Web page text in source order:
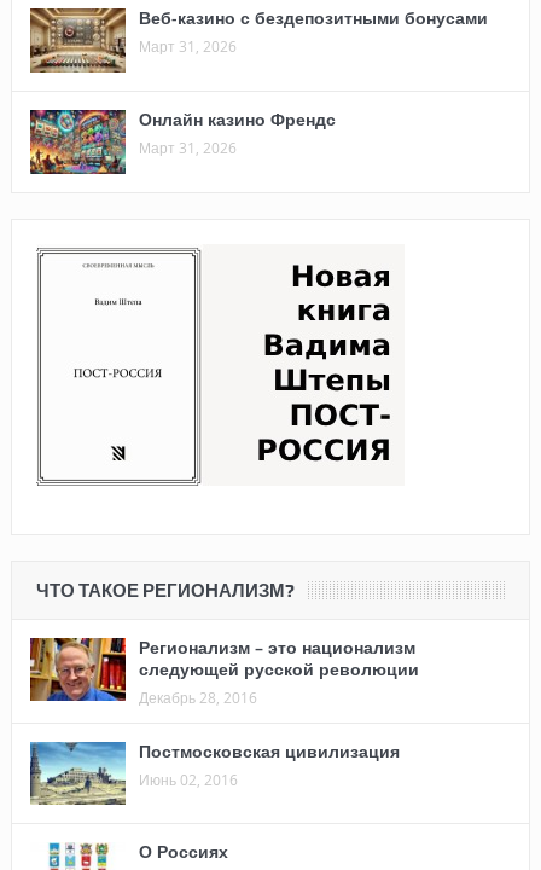
Веб-казино с бездепозитными бонусами
Март 31, 2026
Онлайн казино Френдс
Март 31, 2026
ЧТО ТАКОЕ РЕГИОНАЛИЗМ?
Регионализм – это национализм
следующей русской революции
Декабрь 28, 2016
Постмосковская цивилизация
Июнь 02, 2016
О Россиях